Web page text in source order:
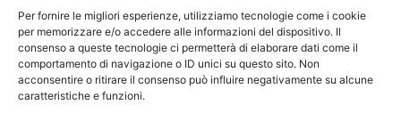
Per fornire le migliori esperienze, utilizziamo tecnologie come i cookie
per memorizzare e/o accedere alle informazioni del dispositivo. Il
consenso a queste tecnologie ci permetterà di elaborare dati come il
comportamento di navigazione o ID unici su questo sito. Non
acconsentire o ritirare il consenso può influire negativamente su alcune
caratteristiche e funzioni.
dispendio energetico per il proprio
riscaldamento. Si tratta dunque di un
investimento, che lo stesso Stato, effettua su
quegli immobili che nel prossimo futuro
andranno a consumare molto poco e a